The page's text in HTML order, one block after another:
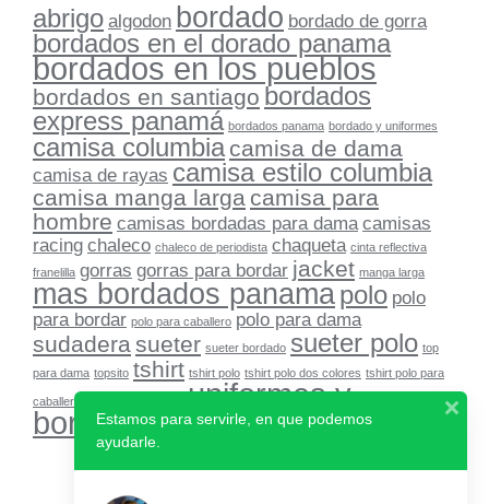
abrigo algodon bordado bordado de gorra
bordados en el dorado panama
bordados en los pueblos
bordados en santiago bordados
express panamá bordados panama bordado y uniformes
camisa columbia camisa de dama
camisa de rayas camisa estilo columbia
camisa manga larga camisa para
hombre camisas bordadas para dama camisas
racing chaleco chaleco de periodista chaqueta cinta reflectiva
franelilla gorras gorras para bordar jacket manga larga
mas bordados panamapolo polo
para bordar polo para caballero polo para dama
sudaderasueter sueter bordado sueter polo top
para dama topsito tshirt tshirt polo tshirt polo dos colores tshirt polo para
caballero uniformes y
bordados
Estamos para servirle, en que podemos
ayudarle.